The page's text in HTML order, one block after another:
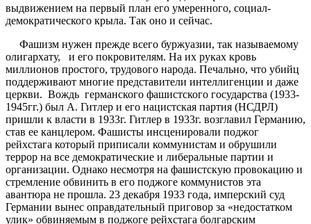
выдвижением на первый план его умеренного, социал-
демократического крыла. Так оно и сейчас.
Фашизм нужен прежде всего буржуазии, так называемому
олигархату, и его покровителям. На их руках кровь
миллионов простого, трудового народа. Печально, что убийц
поддерживают многие представители интеллигенции и даже
церкви. Вождь германского фашистского государства (1933-
1945гг.) был А. Гитлер и его нацистская партия (НСДРЛ)
пришли к власти в 1933г. Гитлер в 1933г. возглавил Германию,
став ее канцлером. Фашисты инсценировали поджог
рейхстага который приписали коммунистам и обрушили
террор на все демократические и либеральные партии и
организации. Однако несмотря на фашистскую провокацию и
стремление обвинить в его поджоге коммунистов эта
авантюра не прошла. 23 декабря 1933 года, имперский суд
Германии вынес оправдательный приговор за «недостатком
улик» обвиняемым в поджоге рейхстага болгарским